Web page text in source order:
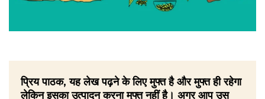
प्रिय पाठक, यह लेख पढ़ने के लिए मुफ्त है और मुफ्त ही रहेगा
लेकिन इसका उत्पादन करना मुफ्त नहीं है। अगर आप उस